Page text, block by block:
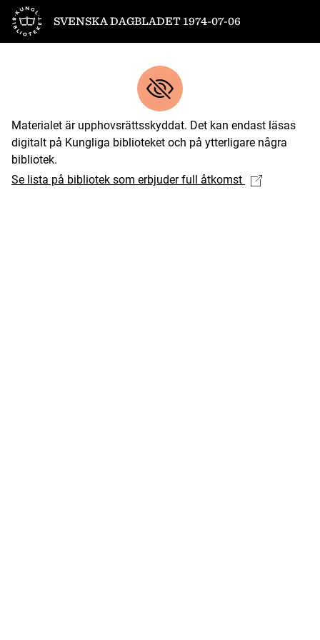
Till startsidan
SVENSKA DAGBLADET 1974-07-06
Materialet är upphovsrättsskyddat. Det kan endast läsas
digitalt på Kungliga biblioteket och på ytterligare några
bibliotek.
Se lista på bibliotek som erbjuder full åtkomst